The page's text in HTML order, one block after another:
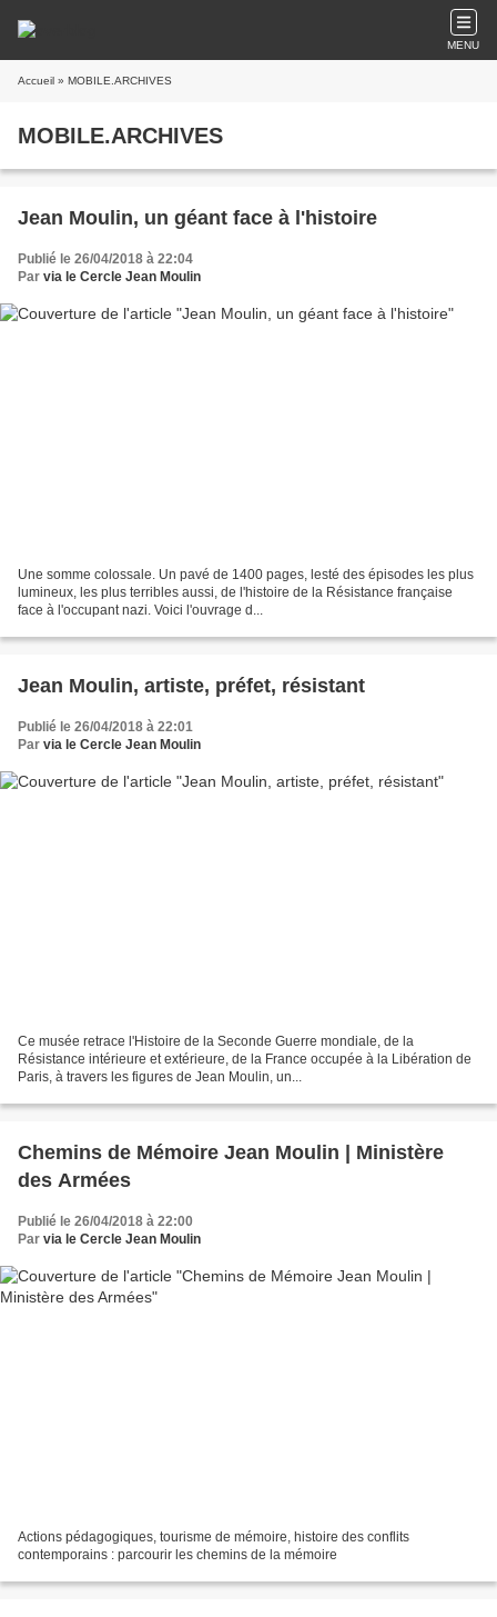
MENU
Accueil » MOBILE.ARCHIVES
MOBILE.ARCHIVES
Jean Moulin, un géant face à l'histoire
Publié le 26/04/2018 à 22:04
Par via le Cercle Jean Moulin
Une somme colossale. Un pavé de 1400 pages, lesté des épisodes les plus
lumineux, les plus terribles aussi, de l'histoire de la Résistance française
face à l'occupant nazi. Voici l'ouvrage d...
Jean Moulin, artiste, préfet, résistant
Publié le 26/04/2018 à 22:01
Par via le Cercle Jean Moulin
Ce musée retrace l'Histoire de la Seconde Guerre mondiale, de la
Résistance intérieure et extérieure, de la France occupée à la Libération de
Paris, à travers les figures de Jean Moulin, un...
Chemins de Mémoire Jean Moulin | Ministère
des Armées
Publié le 26/04/2018 à 22:00
Par via le Cercle Jean Moulin
Actions pédagogiques, tourisme de mémoire, histoire des conflits
contemporains : parcourir les chemins de la mémoire